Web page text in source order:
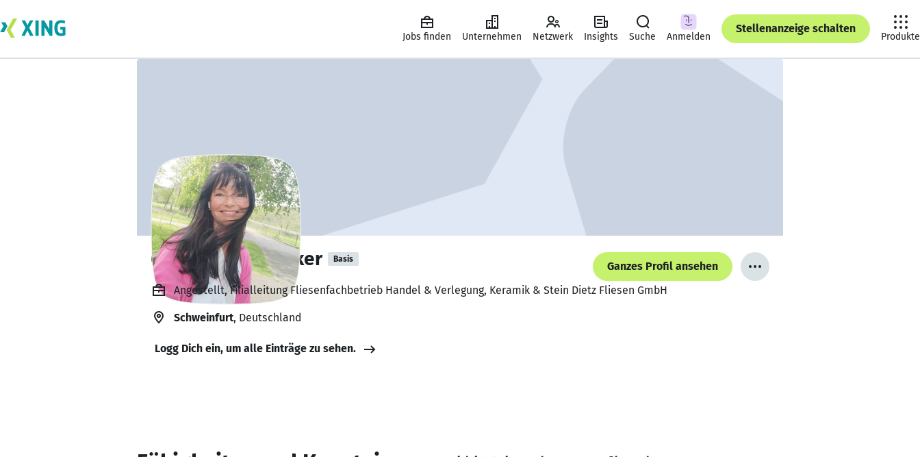
Jobs finden Unternehmen Netzwerk Insights Suche Anmelden
Stellenanzeige schalten
Produkte
Claudia Rosenecker Basis
Ganzes Profil ansehen
Angestellt, Filialleitung Fliesenfachbetrieb Handel & Verlegung, Keramik & Stein Dietz Fliesen GmbH
Schweinfurt, Deutschland
Logg Dich ein, um alle Einträge zu sehen.